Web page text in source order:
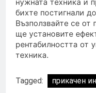
бихте постигнали
Възползвайте се
ще установите
рентабилността от
техника.
Tagged: прикачен